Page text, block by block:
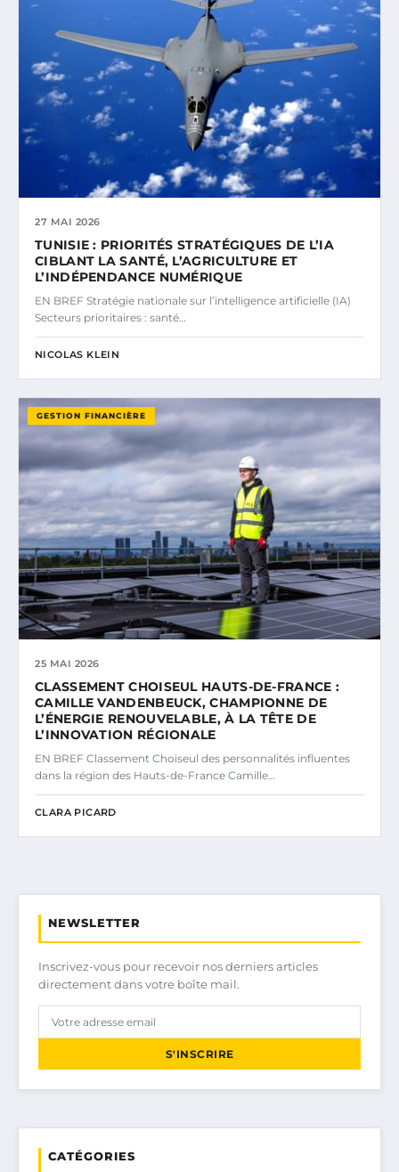
27 MAI 2026
TUNISIE : PRIORITÉS STRATÉGIQUES DE L’IA
CIBLANT LA SANTÉ, L’AGRICULTURE ET
L’INDÉPENDANCE NUMÉRIQUE
EN BREF Stratégie nationale sur l’intelligence artificielle (IA)
Secteurs prioritaires : santé…
NICOLAS KLEIN
GESTION FINANCIÈRE
25 MAI 2026
CLASSEMENT CHOISEUL HAUTS-DE-FRANCE :
CAMILLE VANDENBEUCK, CHAMPIONNE DE
L’ÉNERGIE RENOUVELABLE, À LA TÊTE DE
L’INNOVATION RÉGIONALE
EN BREF Classement Choiseul des personnalités influentes
dans la région des Hauts-de-France Camille…
CLARA PICARD
NEWSLETTER
Inscrivez-vous pour recevoir nos derniers articles
directement dans votre boîte mail.
S'INSCRIRE
CATÉGORIES